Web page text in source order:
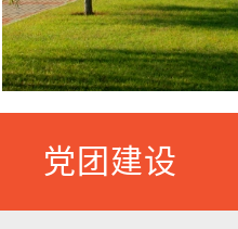
党团建设